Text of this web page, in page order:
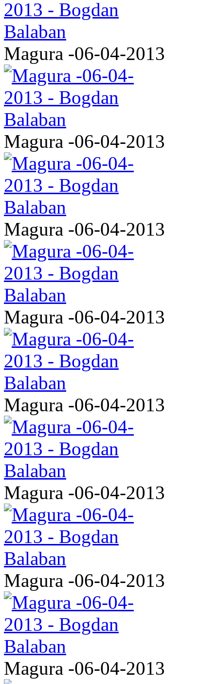
Magura -06-04-2013
Magura -06-04-2013
Magura -06-04-2013
Magura -06-04-2013
Magura -06-04-2013
Magura -06-04-2013
Magura -06-04-2013
Magura -06-04-2013